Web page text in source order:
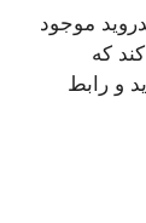
موجود
می کند که
و رابط